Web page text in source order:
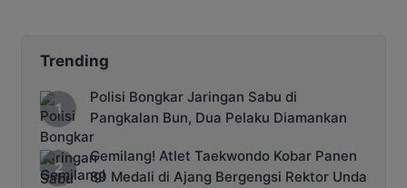
Trending
Polisi Bongkar Jaringan Sabu di
Pangkalan Bun, Dua Pelaku Diamankan
Gemilang! Atlet Taekwondo Kobar Panen
89 Medali di Ajang Bergengsi Rektor Unda